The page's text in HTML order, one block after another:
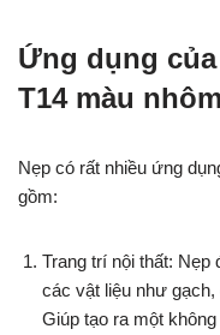
Ứng dụng
T14 màu nhôm
Nẹp có rất nhiều ứng
gồm:
Trang trí nội thất:
các vật liệu như
Giúp tạo ra một